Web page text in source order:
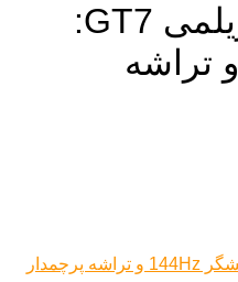
رونمایی انقلابی ریلمی GT7:
نمایشگر 144Hz و تراشه